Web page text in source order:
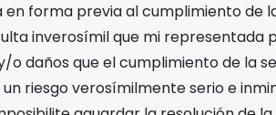
en forma previa al cumplimiento de
inverosímil que mi representada
o daños que el cumplimiento de la
riesgo verosímilmente serio e